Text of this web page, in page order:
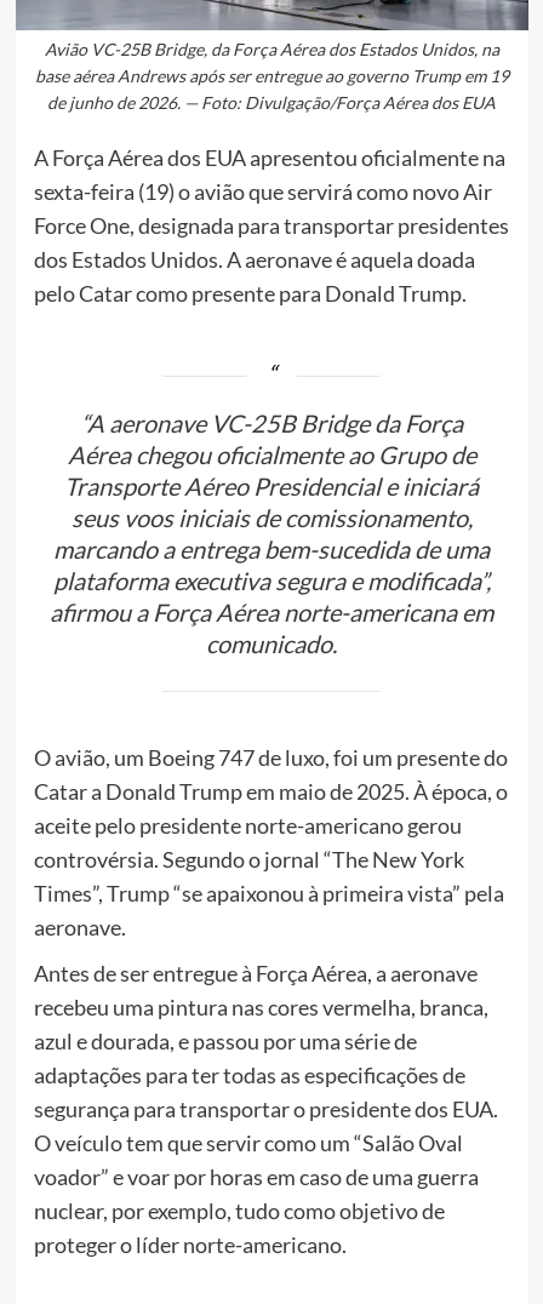
Avião VC-25B Bridge, da Força Aérea dos Estados Unidos, na
base aérea Andrews após ser entregue ao governo Trump em 19
de junho de 2026. — Foto: Divulgação/Força Aérea dos EUA
A Força Aérea dos EUA apresentou oficialmente na
sexta-feira (19) o avião que servirá como novo Air
Force One, designada para transportar presidentes
dos Estados Unidos. A aeronave é aquela doada
pelo Catar como presente para Donald Trump.
“A aeronave VC-25B Bridge da Força
Aérea chegou oficialmente ao Grupo de
Transporte Aéreo Presidencial e iniciará
seus voos iniciais de comissionamento,
marcando a entrega bem-sucedida de uma
plataforma executiva segura e modificada”,
afirmou a Força Aérea norte-americana em
comunicado.
O avião, um Boeing 747 de luxo, foi um presente do
Catar a Donald Trump em maio de 2025.À época, o
aceite pelo presidente norte-americano gerou
controvérsia.Segundo o jornal “The New York
Times”, Trump “se apaixonou à primeira vista” pela
aeronave.
Antes de ser entregue à Força Aérea, a aeronave
recebeu uma pintura nas cores vermelha, branca,
azul e dourada, e passou por uma série de
adaptações para ter todas as especificações de
segurança para transportar o presidente dos EUA.
O veículo tem que servir como um “Salão Oval
voador” e voar por horas em caso de uma guerra
nuclear, por exemplo, tudo como objetivo de
proteger o líder norte-americano.